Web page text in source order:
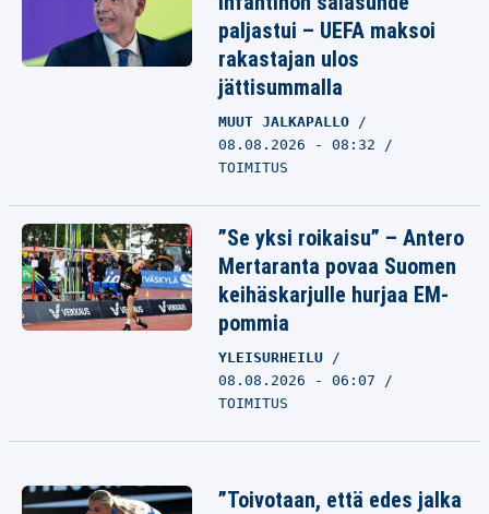
paljastui – UEFA maksoi
rakastajan ulos
jättisummalla
MUUT JALKAPALLO
08.08.2026 - 08:32
TOIMITUS
”Se yksi roikaisu” – Antero
Mertaranta povaa Suomen
keihäskarjulle hurjaa EM-
pommia
YLEISURHEILU
08.08.2026 - 06:07
TOIMITUS
”Toivotaan, että edes jalka